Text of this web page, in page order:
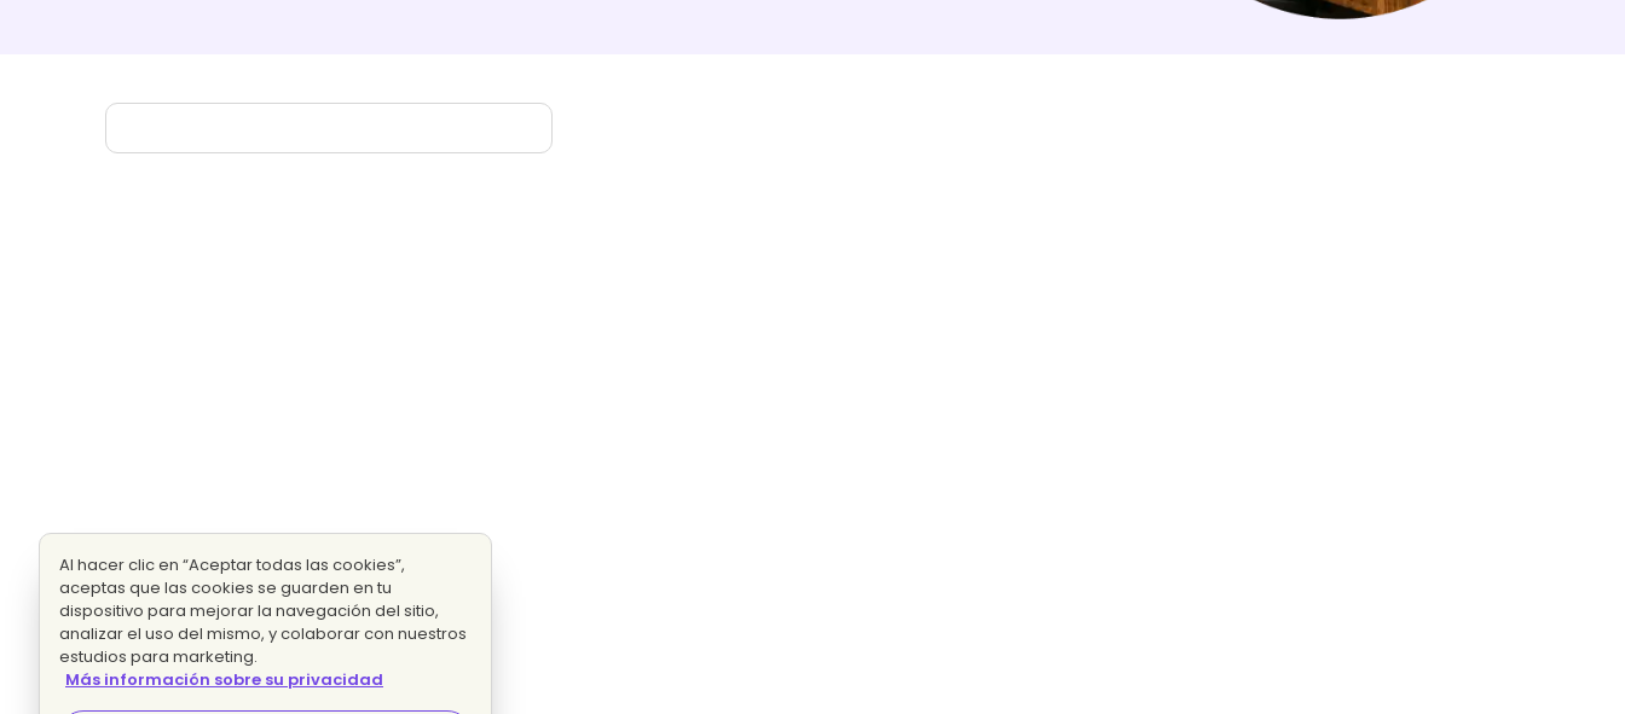
Al hacer clic en “Aceptar todas las cookies”,
aceptas que las cookies se guarden en tu
dispositivo para mejorar la navegación del sitio,
analizar el uso del mismo, y colaborar con nuestros
estudios para marketing.
Más información sobre su privacidad